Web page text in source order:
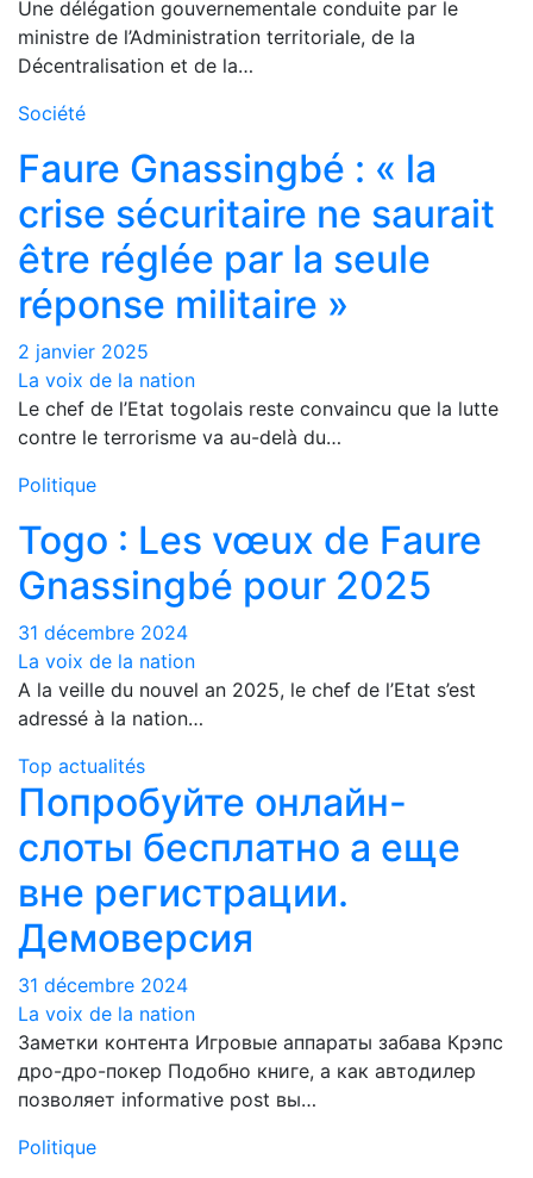
Une délégation gouvernementale conduite par le
ministre de l’Administration territoriale, de la
Décentralisation et de la…
Société
Faure Gnassingbé : « la
crise sécuritaire ne saurait
être réglée par la seule
réponse militaire »
2 janvier 2025
La voix de la nation
Le chef de l’Etat togolais reste convaincu que la lutte
contre le terrorisme va au-delà du…
Politique
Togo : Les vœux de Faure
Gnassingbé pour 2025
31 décembre 2024
La voix de la nation
A la veille du nouvel an 2025, le chef de l’Etat s’est
adressé à la nation…
Top actualités
Попробуйте онлайн-
слоты бесплатно а еще
вне регистрации.
Демоверсия
31 décembre 2024
La voix de la nation
Заметки контента Игровые аппараты забава Крэпс
дро-дро-покер Подобно книге, а как автодилер
позволяет informative post вы…
Politique